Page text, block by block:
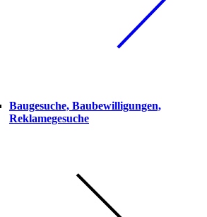
Baugesuche, Baubewilligungen,
Reklamegesuche